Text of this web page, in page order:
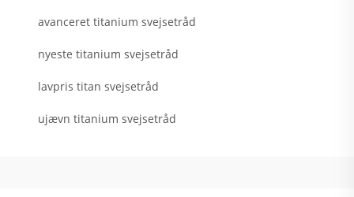
avanceret titanium svejsetråd
nyeste titanium svejsetråd
lavpris titan svejsetråd
ujævn titanium svejsetråd